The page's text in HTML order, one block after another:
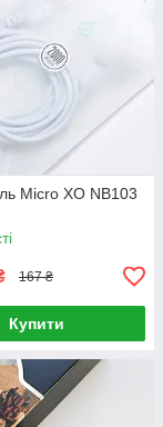
Micro XO NB103
167 ₴
Купити